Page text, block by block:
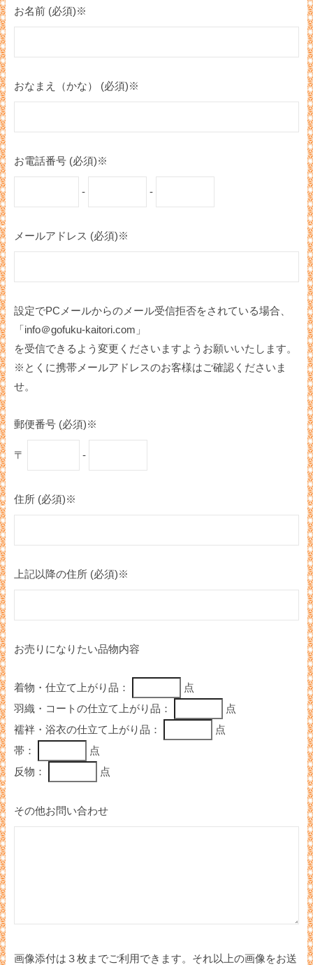
お名前 (必須)※
おなまえ（かな） (必須)※
お電話番号 (必須)※
- -
メールアドレス (必須)※
設定でPCメールからのメール受信拒否をされている場合、
「info＠gofuku-kaitori.com」
を受信できるよう変更くださいますようお願いいたします。
※とくに携帯メールアドレスのお客様はご確認くださいま
せ。
郵便番号 (必須)※
〒 -
住所 (必須)※
上記以降の住所 (必須)※
お売りになりたい品物内容
着物・仕立て上がり品：
点
羽織・コートの仕立て上がり品：
点
襦袢・浴衣の仕立て上がり品：
点
帯：
点
反物：
点
その他お問い合わせ
画像添付は３枚までご利用できます。それ以上の画像をお送